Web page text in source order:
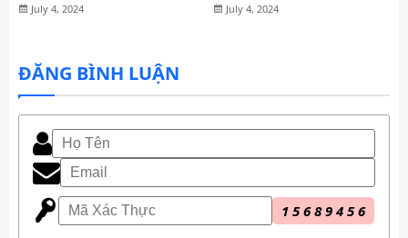
July 4, 2024 July 4, 2024
ĐĂNG BÌNH LUẬN
1 5 6 8 9 4 5 6